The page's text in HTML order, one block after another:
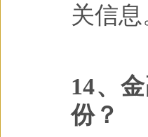
关信息
14、
份？